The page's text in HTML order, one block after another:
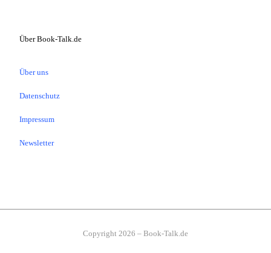
Über Book-Talk.de
Über uns
Datenschutz
Impressum
Newsletter
Copyright 2026 – Book-Talk.de